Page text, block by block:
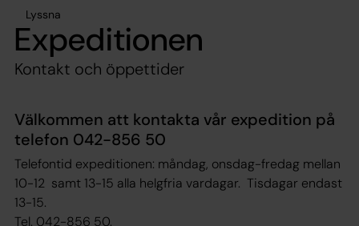
Lyssna
Expeditionen
Kontakt och öppettider
Välkommen att kontakta vår expedition på
telefon 042-856 50
Telefontid expeditionen: måndag, onsdag-fredag mellan
10-12 samt 13-15 alla helgfria vardagar. Tisdagar endast
13-15.
Tel. 042-856 50.